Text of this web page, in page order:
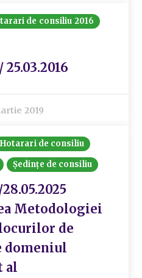
de consiliu 2016
2019
Hotarari de consiliu
Ședințe de consiliu
Metodologiei
de
domeniul
al